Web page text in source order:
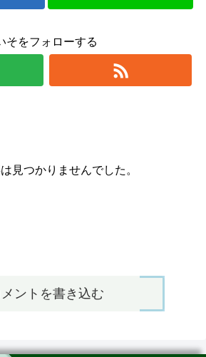
そをフォローする
見つかりませんでした。
メントを書き込む